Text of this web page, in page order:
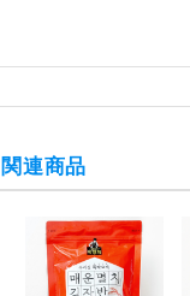
関連商品